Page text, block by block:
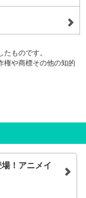
ものです。
権や商標その他の知的
！アニメイ